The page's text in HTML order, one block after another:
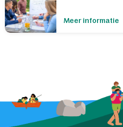
Meer informatie